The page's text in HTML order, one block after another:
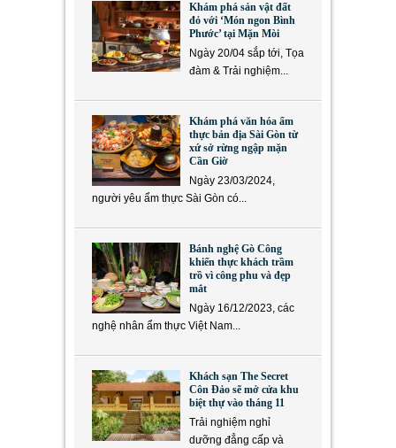
Khám phá sản vật đất
đỏ với ‘Món ngon Bình
Phước’ tại Mặn Mòi
Ngày 20/04 sắp tới, Tọa
đàm & Trải nghiệm...
Khám phá văn hóa ẩm
thực bản địa Sài Gòn từ
xứ sở rừng ngập mặn
Cần Giờ
Ngày 23/03/2024,
người yêu ẩm thực Sài Gòn có...
Bánh nghệ Gò Công
khiến thực khách trầm
trồ vì công phu và đẹp
mắt
Ngày 16/12/2023, các
nghệ nhân ẩm thực Việt Nam...
Khách sạn The Secret
Côn Đảo sẽ mở cửa khu
biệt thự vào tháng 11
Trải nghiệm nghỉ
dưỡng đẳng cấp và